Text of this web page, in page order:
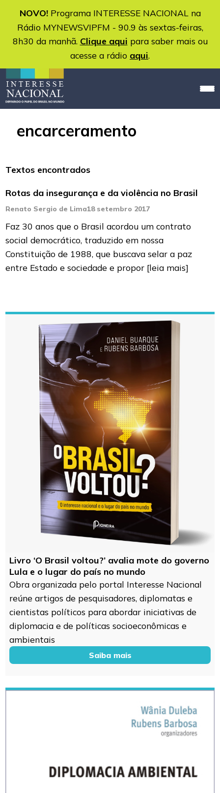
NOVO!Programa INTERESSE NACIONAL na
Rádio MYNEWSVIPFM - 90.9 às sextas-feiras,
8h30 da manhã. Clique aqui para saber mais ou
acesse a rádio aqui.
encarceramento
Textos encontrados
Rotas da insegurança e da violência no Brasil
Renato Sergio de Lima18 setembro 2017
Faz 30 anos que o Brasil acordou um contrato
social democrático, traduzido em nossa
Constituição de 1988, que buscava selar a paz
entre Estado e sociedade e propor [leia mais]
Livro ‘O Brasil voltou?’ avalia mote do governo
Lula e o lugar do país no mundo
Obra organizada pelo portal Interesse Nacional
reúne artigos de pesquisadores, diplomatas e
cientistas políticos para abordar iniciativas de
diplomacia e de políticas socioeconômicas e
ambientais
Saiba mais